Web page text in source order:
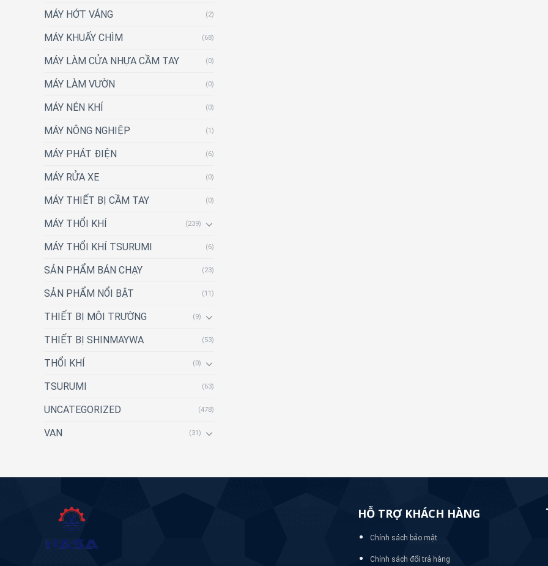
MÁY HỚT VÁNG (2)
MÁY KHUẤY CHÌM (68)
MÁY LÀM CỬA NHỰA CẦM TAY (0)
MÁY LÀM VƯỜN (0)
MÁY NÉN KHÍ (0)
MÁY NÔNG NGHIỆP (1)
MÁY PHÁT ĐIỆN (6)
MÁY RỬA XE (0)
MÁY THIẾT BỊ CẦM TAY (0)
MÁY THỔI KHÍ (239)
MÁY THỔI KHÍ TSURUMI (6)
SẢN PHẨM BÁN CHẠY (23)
SẢN PHẨM NỔI BẬT (11)
THIẾT BỊ MÔI TRƯỜNG (9)
THIẾT BỊ SHINMAYWA (53)
THỔI KHÍ (0)
TSURUMI (63)
UNCATEGORIZED (478)
VAN (31)
HỖ TRỢ KHÁCH HÀNG
Chính sách bảo mật
Chính sách đổi trả hàng